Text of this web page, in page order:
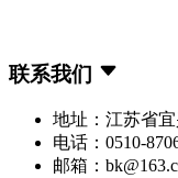
联系我们
地址：江苏省
电话：0510-
邮箱：